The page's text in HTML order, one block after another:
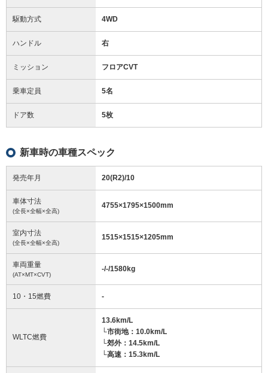
駆動方式 4WD
ハンドル 右
ミッション フロアCVT
乗車定員 5名
ドア数 5枚
新車時の車種スペック
発売年月 20(R2)/10
車体寸法
(全長×全幅×全高)
4755×1795×1500mm
室内寸法
(全長×全幅×全高)
1515×1515×1205mm
車両重量
(AT×MT×CVT)
-/-/1580kg
10・15燃費 -
WLTC燃費
13.6km/L
└市街地：10.0km/L
└郊外：14.5km/L
└高速：15.3km/L